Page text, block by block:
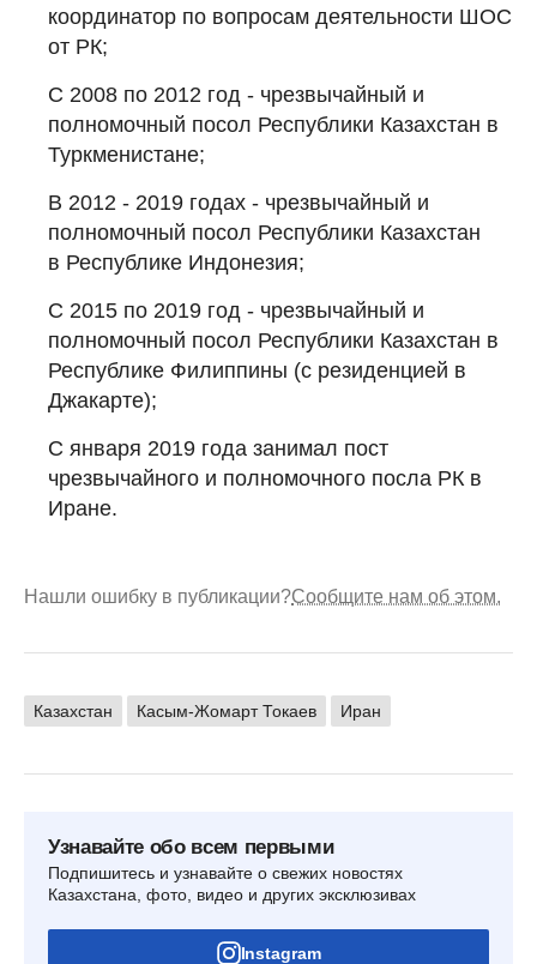
координатор по вопросам деятельности ШОС
от РК;
С 2008 по 2012 год - чрезвычайный и
полномочный посол Республики Казахстан в
Туркменистане;
В 2012 - 2019 годах - чрезвычайный и
полномочный посол Республики Казахстан
в Республике Индонезия;
С 2015 по 2019 год - чрезвычайный и
полномочный посол Республики Казахстан в
Республике Филиппины (с резиденцией в
Джакарте);
С января 2019 года занимал пост
чрезвычайного и полномочного посла РК в
Иране.
Нашли ошибку в публикации?Сообщите нам об этом.
Казахстан Касым-Жомарт Токаев Иран
Узнавайте обо всем первыми
Подпишитесь и узнавайте о свежих новостях
Казахстана, фото, видео и других эксклюзивах
Instagram